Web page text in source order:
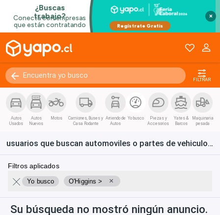
×
FILTRAR
Autos
Usados
Autos
Nuevos
Motos
Camiones, Buses y
Casa Rodante
Arriendo de
Autos
Yo busco
Piezas y
Accesorios
Yates &
Barcos
Maquinaria
pesada
usuarios que buscan automoviles o partes de vehiculos en O'Higgins
Filtros aplicados
Yo busco O'Higgins > ×
Su búsqueda no mostró ningún anuncio.